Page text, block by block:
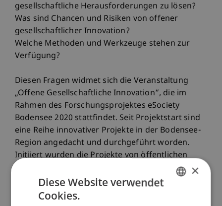
gesellschaftliche Herausforderungen zu lösen?
Was sind Chancen und Risiken von offener
gesellschaftlicher Innovation?
Welche Methoden und Werkzeuge stehen zur
Verfügung?
Diesen Fragen widmet sich die Veranstaltung
„Offene Gesellschaftliche Innovation“, die im
Rahmen des Forschungsprojektes eSociety
Bodensee 2020 stattfindet. Seit Projektstart sind
eine Reihe innovativer Projekte in der Bodensee-
Region angedacht und durchgeführt worden.
Initiiert wurden die Projekte von öffentlichen
Verwaltungen in der Region, von Politikern,
Vertretern der Zivilgesellschaft sowie der im
Projekt beteiligten Wissenschaftlern.
×
Diese Website verwendet
Cookies.